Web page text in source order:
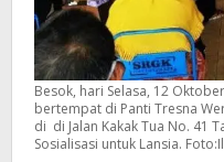
Besok, hari Selasa, 12
bertempat di Panti Tresna
di di Jalan Kakak Tua No. 41
Sosialisasi untuk Lansia.